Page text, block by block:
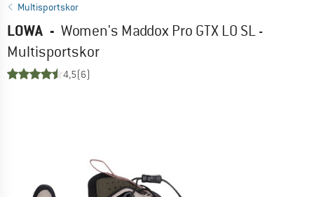
Multisportskor
LOWA - Women's Maddox Pro GTX LO SL -
Multisportskor
4,5(6)